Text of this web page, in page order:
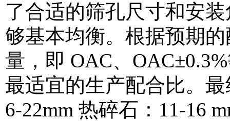
了合适的筛孔尺寸和安
够基本均衡。根据预期
量，即 OAC、
最适宜的生产配合比。
6-22mm 热碎石：11-16